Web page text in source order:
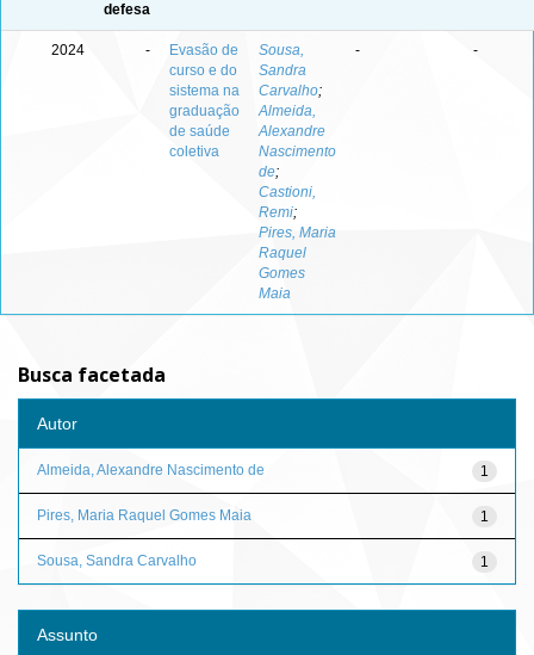
defesa
2024 -
Evasão de
curso e do
sistema na
graduação
de saúde
coletiva
Sousa,
Sandra
Carvalho;
Almeida,
Alexandre
Nascimento
de;
Castioni,
Remi;
Pires, Maria
Raquel
Gomes
Maia
- -
Busca facetada
Autor
1
Almeida, Alexandre Nascimento de
1
Pires, Maria Raquel Gomes Maia
1
Sousa, Sandra Carvalho
Assunto